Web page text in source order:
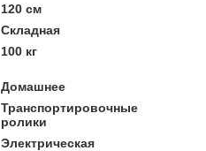
120 см
Складная
100 кг
Домашнее
Транспортировочные
ролики
Электрическая